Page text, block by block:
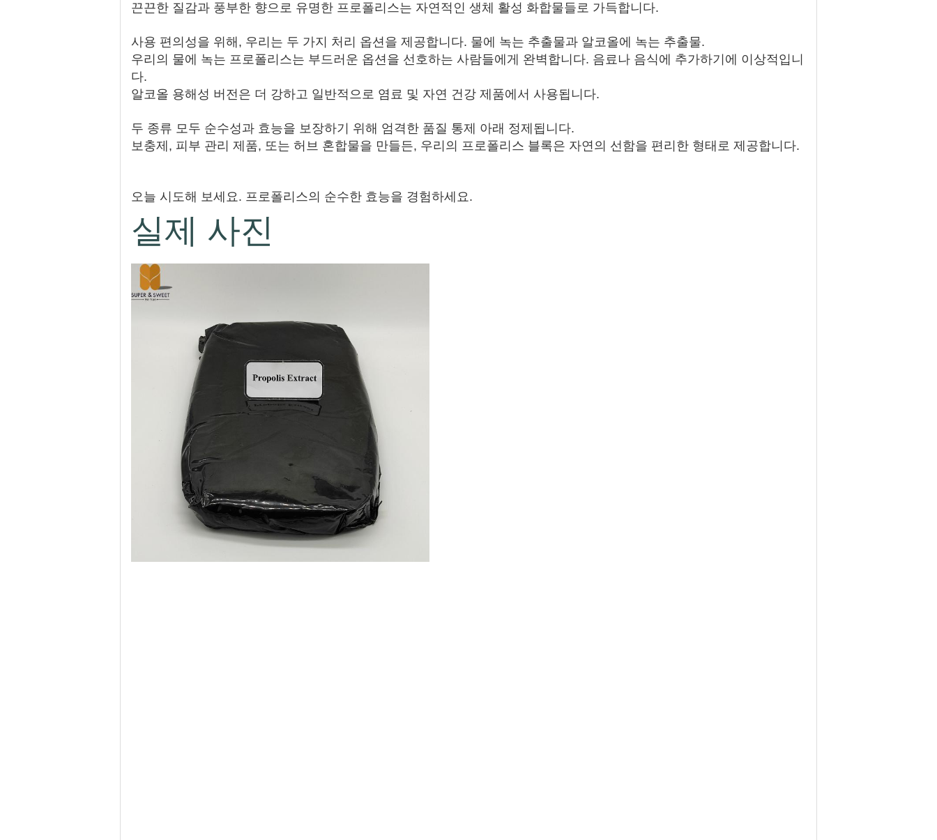
끈끈한 질감과 풍부한 향으로 유명한 프로폴리스는 자연적인 생체 활성 화합물들로 가득합니다.
사용 편의성을 위해, 우리는 두 가지 처리 옵션을 제공합니다. 물에 녹는 추출물과 알코올에 녹는 추출물.
우리의 물에 녹는 프로폴리스는 부드러운 옵션을 선호하는 사람들에게 완벽합니다. 음료나 음식에 추가하기에 이상적입니
다.
알코올 용해성 버전은 더 강하고 일반적으로 염료 및 자연 건강 제품에서 사용됩니다.
두 종류 모두 순수성과 효능을 보장하기 위해 엄격한 품질 통제 아래 정제됩니다.
보충제, 피부 관리 제품, 또는 허브 혼합물을 만들든, 우리의 프로폴리스 블록은 자연의 선함을 편리한 형태로 제공합니다.
오늘 시도해 보세요. 프로폴리스의 순수한 효능을 경험하세요.
실제 사진